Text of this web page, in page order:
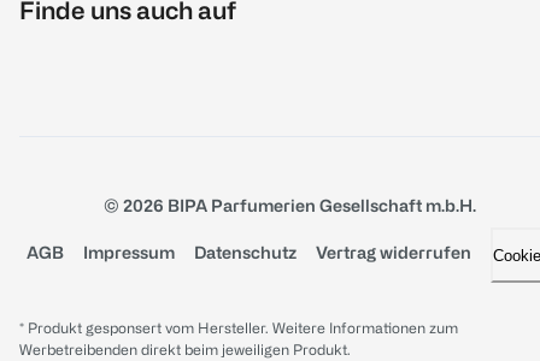
Finde uns auch auf
© 2026 BIPA Parfumerien Gesellschaft m.b.H.
AGB Impressum Datenschutz Vertrag widerrufen
* Produkt gesponsert vom Hersteller. Weitere Informationen zum
Werbetreibenden direkt beim jeweiligen Produkt.